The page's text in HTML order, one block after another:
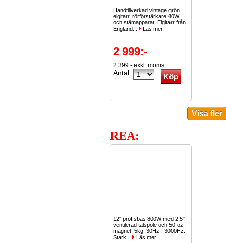
Handtillverkad vintage grön
elgitarr, rörförstärkare 40W
och stämapparat. Elgitarr från
England...
Läs mer
2 999:-
2 399:- exkl. moms
Antal
REA:
12" proffsbas 800W med 2,5"
ventilerad talspole och 50-oz
magnet. 5kg. 30Hz - 3000Hz.
Stark...
Läs mer